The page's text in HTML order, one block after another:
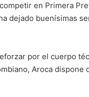
en Primera
dejado buenísimas
por el cuerpo
Aroca dispone